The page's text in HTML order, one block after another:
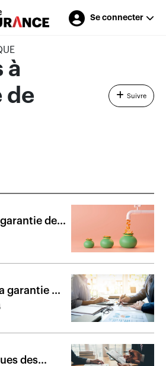
Se connecter
à
de
Suivre
de
la
garantie de
a
des